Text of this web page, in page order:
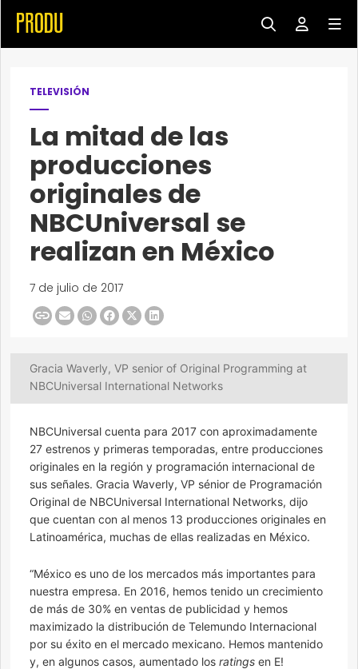
TELEVISIÓN
La mitad de las
producciones
originales de
NBCUniversal se
realizan en México
7 de julio de 2017
Gracia Waverly, VP senior of Original Programming at
NBCUniversal International Networks
NBCUniversal cuenta para 2017 con aproximadamente
27 estrenos y primeras temporadas, entre producciones
originales en la región y programación internacional de
sus señales. Gracia Waverly, VP sénior de Programación
Original de NBCUniversal International Networks, dijo
que cuentan con al menos 13 producciones originales en
Latinoamérica, muchas de ellas realizadas en México.
“México es uno de los mercados más importantes para
nuestra empresa. En 2016, hemos tenido un crecimiento
de más de 30% en ventas de publicidad y hemos
maximizado la distribución de Telemundo Internacional
por su éxito en el mercado mexicano. Hemos mantenido
y, en algunos casos, aumentado los ratings en E!